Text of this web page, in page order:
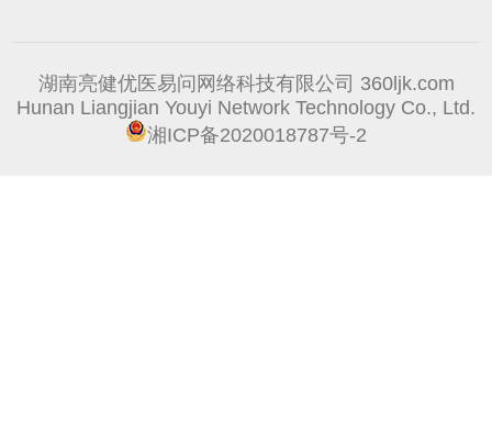
湖南亮健优医易问网络科技有限公司 360ljk.com
Hunan Liangjian Youyi Network Technology Co., Ltd.
湘ICP备2020018787号-2